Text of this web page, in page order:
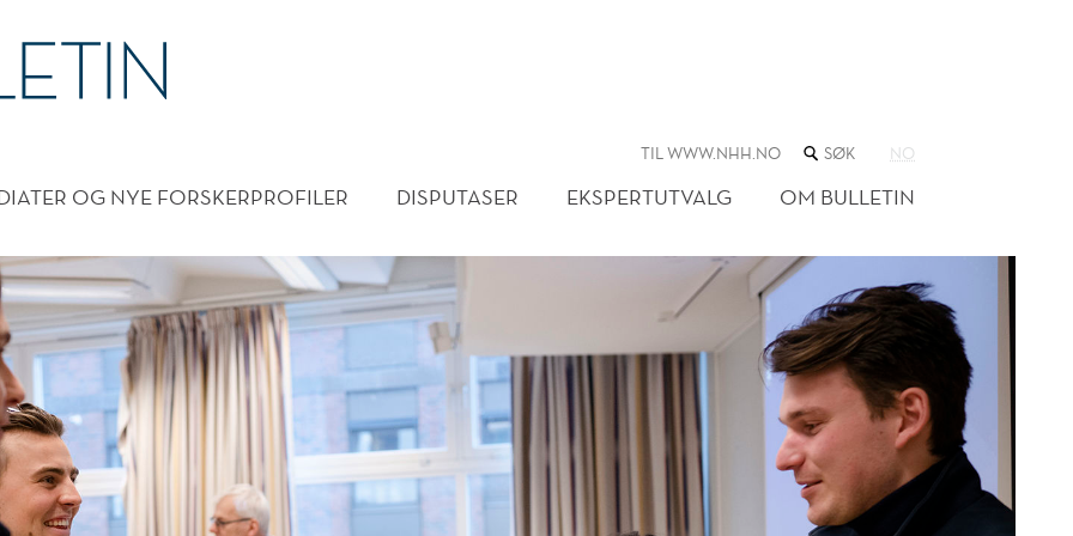
TIL WWW.NHH.NO SØK
NETTSTEDET
NO
OG NYE FORSKERPROFILER DISPUTASER EKSPERTUTVALG OM BULLETIN